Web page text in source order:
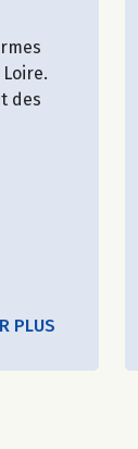
des
PLUS